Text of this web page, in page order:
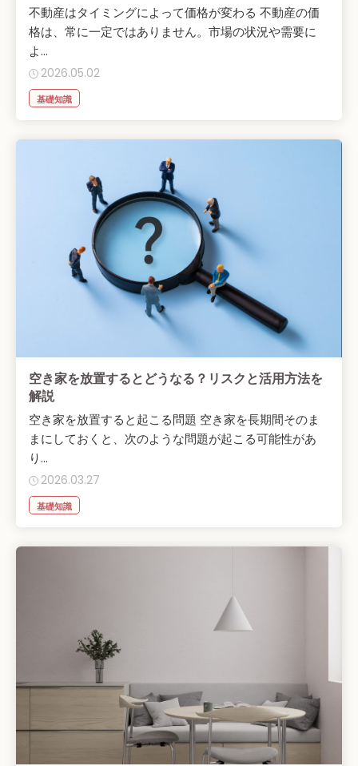
不動産はタイミングによって価格が変わる 不動産の価
格は、常に一定ではありません。市場の状況や需要に
よ...
2026.05.02
基礎知識
空き家を放置するとどうなる？リスクと活用方法を
解説
空き家を放置すると起こる問題 空き家を長期間そのま
まにしておくと、次のような問題が起こる可能性があ
り...
2026.03.27
基礎知識